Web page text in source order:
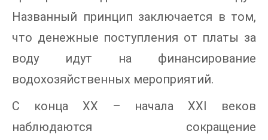
Названный принцип заключается в том,
что денежные поступления от платы за
воду идут на финансирование
водохозяйственных мероприятий.
С конца XX – начала XXI веков
наблюдаются сокращение